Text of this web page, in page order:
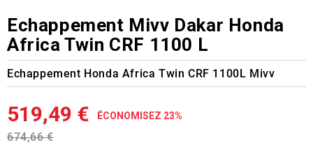
Echappement Mivv Dakar Honda
Africa Twin CRF 1100 L
Echappement Honda Africa Twin CRF 1100L Mivv
519,49 € ÉCONOMISEZ 23%
674,66 €